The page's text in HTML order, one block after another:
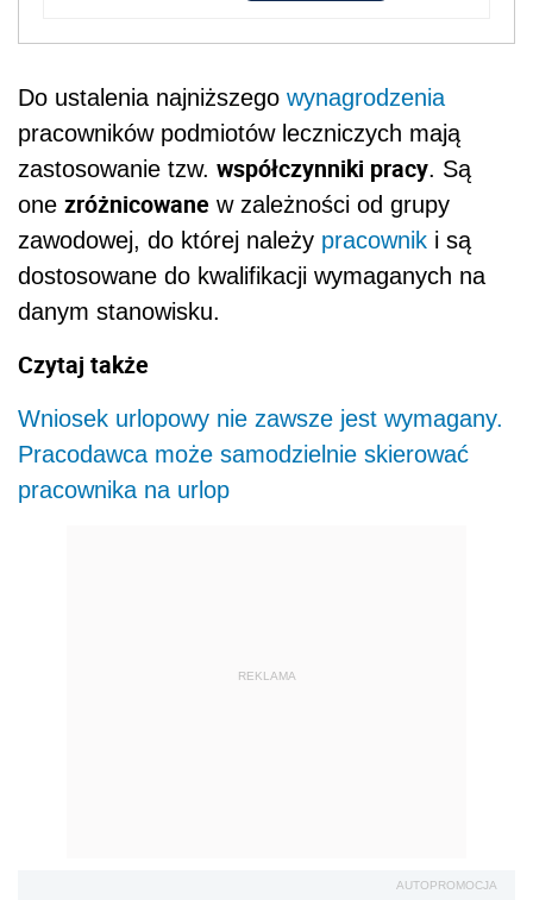
Do ustalenia najniższego wynagrodzenia
pracowników podmiotów leczniczych mają
zastosowanie tzw. współczynniki pracy. Są
one zróżnicowane w zależności od grupy
zawodowej, do której należy pracownik i są
dostosowane do kwalifikacji wymaganych na
danym stanowisku.
Czytaj także
Wniosek urlopowy nie zawsze jest wymagany.
Pracodawca może samodzielnie skierować
pracownika na urlop
REKLAMA
AUTOPROMOCJA